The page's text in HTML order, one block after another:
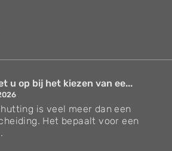
u op bij het kiezen van ee...
is veel meer dan een
Het bepaalt voor een